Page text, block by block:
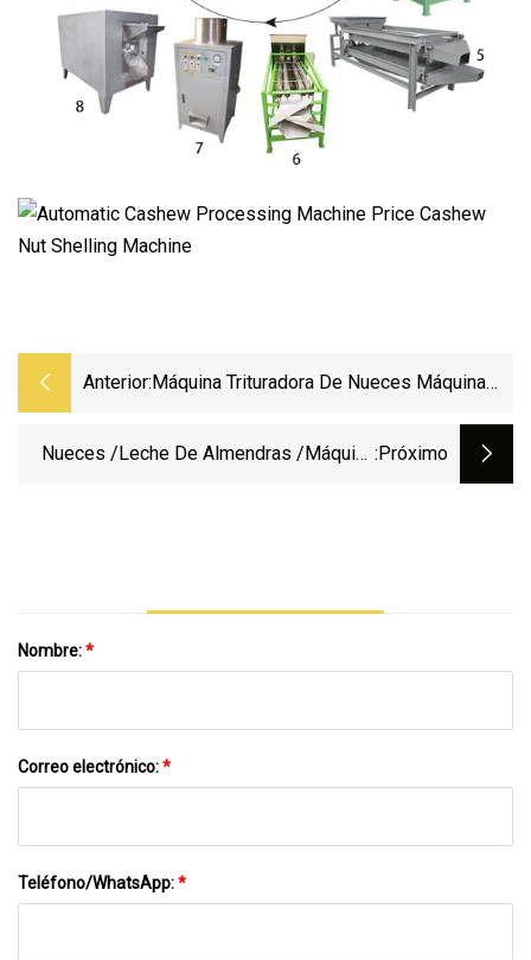
Anterior: Máquina Trituradora De Nueces Máquina
Procesamiento De Nueces De Macadamia
Nueces /Leche De Almendras /Máquina :próximo
Nombre:*
Correo electrónico:*
Teléfono/WhatsApp:*